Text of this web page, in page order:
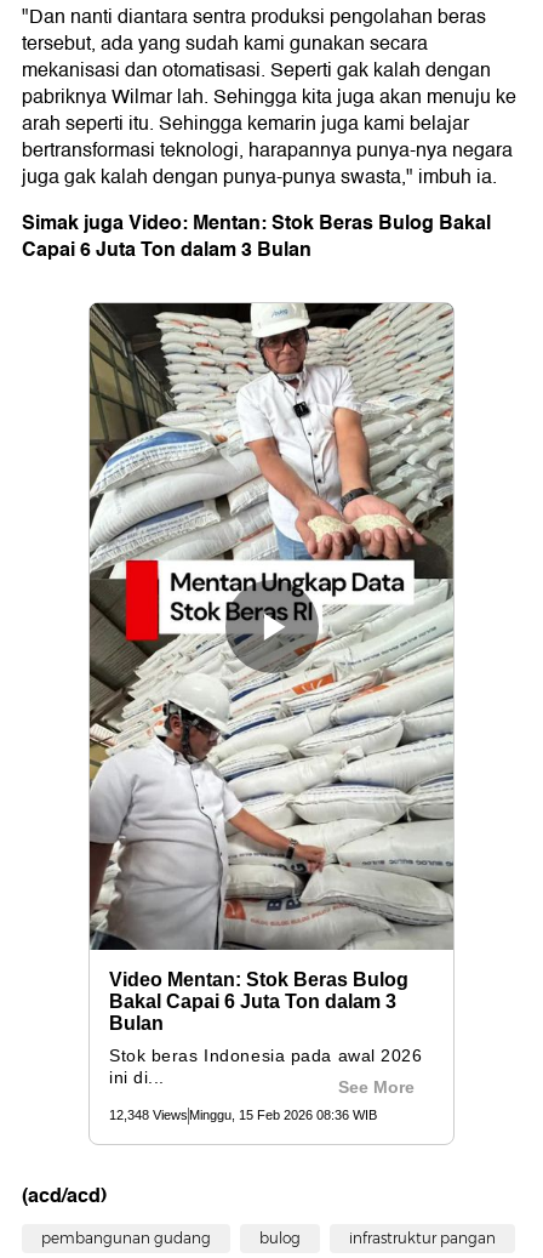
"Dan nanti diantara sentra produksi pengolahan beras
tersebut, ada yang sudah kami gunakan secara
mekanisasi dan otomatisasi. Seperti gak kalah dengan
pabriknya Wilmar lah. Sehingga kita juga akan menuju ke
arah seperti itu. Sehingga kemarin juga kami belajar
bertransformasi teknologi, harapannya punya-nya negara
juga gak kalah dengan punya-punya swasta," imbuh ia.
Simak juga Video: Mentan: Stok Beras Bulog Bakal
Capai 6 Juta Ton dalam 3 Bulan
(acd/acd)
pembangunan gudang bulog infrastruktur pangan